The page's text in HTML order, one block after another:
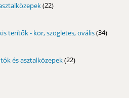
22
termék
terítők - kör, szögletes, ovális 34
termék
és asztalközepek 22
termék